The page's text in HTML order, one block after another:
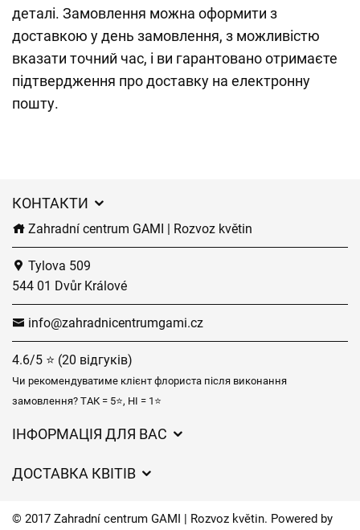
деталі. Замовлення можна оформити з
доставкою у день замовлення, з можливістю
вказати точний час, і ви гарантовано отримаєте
підтвердження про доставку на електронну
пошту.
КОНТАКТИ
Zahradní centrum GAMI | Rozvoz květin
Tylova 509
544 01 Dvůr Králové
info@zahradnicentrumgami.cz
4.6/5 ⭐ (20 відгуків)
Чи рекомендуватиме клієнт флориста після виконання
замовлення? ТАК = 5⭐, НІ = 1⭐
ІНФОРМАЦІЯ ДЛЯ ВАС
Захист персональних даних
Час доставки квітів – огляд можливостей
ДОСТАВКА КВІТІВ
Куди ми доставляємо квіти
© 2017 Zahradní centrum GAMI | Rozvoz květin. Powered by